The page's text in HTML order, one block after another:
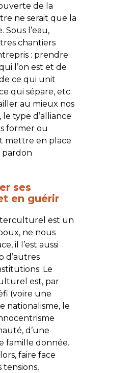
de la
ne serait que la
Sous l’eau,
chantiers
: prendre
l’on est et de
ce qui unit
qui sépare, etc.
au mieux nos
le type d’alliance
former ou
mettre en place
pardon
ses
en guérir
est un
ne nous
il l’est aussi
d’autres
Le
est, par
(voire une
nationalisme, le
d’une
famille donnée.
faire face
tensions,